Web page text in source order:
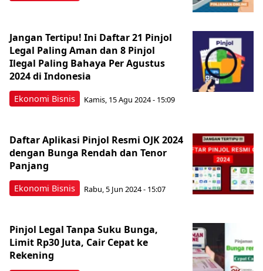
Ekonomi Bisnis
Jangan Tertipu! Ini Daftar 21 Pinjol
Legal Paling Aman dan 8 Pinjol
Ilegal Paling Bahaya Per Agustus
2024 di Indonesia
Kamis, 15 Agu 2024 - 15:09
Ekonomi Bisnis
Daftar Aplikasi Pinjol Resmi OJK 2024
dengan Bunga Rendah dan Tenor
Panjang
Rabu, 5 Jun 2024 - 15:07
Pinjol Legal Tanpa Suku Bunga,
Limit Rp30 Juta, Cair Cepat ke
Rekening